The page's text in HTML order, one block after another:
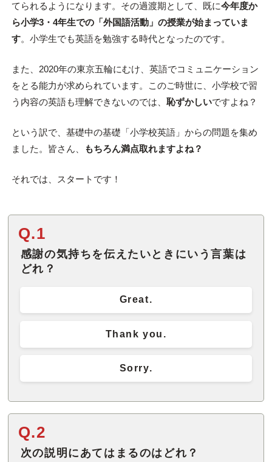
てられるようになります。その過渡期として、既に今年度か
ら小学3・4年生での「外国語活動」の授業が始まっていま
す。小学生でも英語を勉強する時代となったのです。
また、2020年の東京五輪にむけ、英語でコミュニケーション
をとる能力が求められています。このご時世に、小学校で習
う内容の英語も理解できないのでは、 恥ずかしいですよね？
という訳で、基礎中の基礎「小学校英語」からの問題を集め
ました。皆さん、
もちろん満点取れますよね？
それでは、スタートです！
Q.1
感謝の気持ちを伝えたいときにいう言葉は
どれ？
Great.
Thank you.
Sorry.
Q.2
次の説明にあてはまるのはどれ？